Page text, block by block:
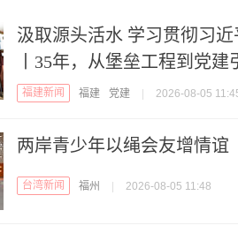
汲取源头活水 学习贯彻习
丨35年，从堡垒工程到党建
福建新闻 福建 党建 2026-08-05
两岸青少年以绳会友增情谊
台湾新闻 福州 2026-08-05 11:48